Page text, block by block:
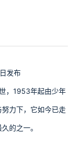
发布
，1953年起由少年
力下，它如今已走
的之一。